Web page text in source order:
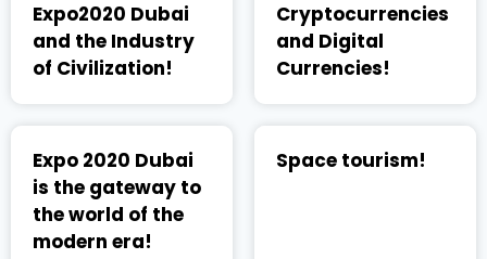
Expo2020 Dubai
and the Industry
of Civilization!
Cryptocurrencies
and Digital
Currencies!
Expo 2020 Dubai
is the gateway to
the world of the
modern era!
Space tourism!